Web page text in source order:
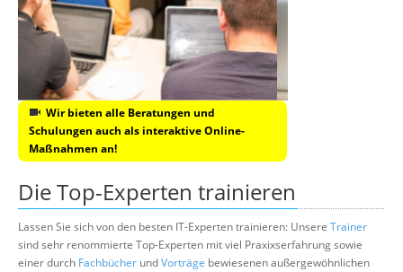
Wir bieten alle Beratungen und
Schulungen auch als interaktive Online-
Maßnahmen an!
Die Top-Experten trainieren
Lassen Sie sich von den besten IT-Experten trainieren: Unsere Trainer
sind sehr renommierte Top-Experten mit viel Praxixserfahrung sowie
einer durch Fachbücher undVorträge bewiesenen außergewöhnlichen